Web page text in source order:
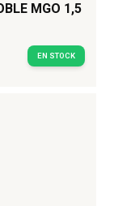
MGO 1,5
EN STOCK